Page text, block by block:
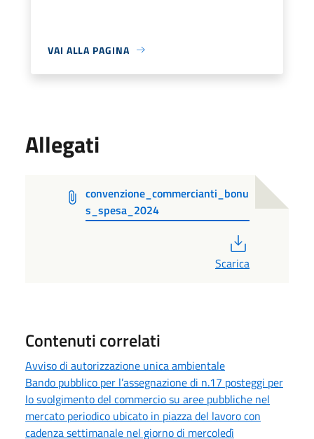
VAI ALLA PAGINA
Allegati
convenzione_commercianti_bonu
s_spesa_2024
Scarica
Contenuti correlati
Avviso di autorizzazione unica ambientale
Bando pubblico per l’assegnazione di n.17 posteggi per
lo svolgimento del commercio su aree pubbliche nel
mercato periodico ubicato in piazza del lavoro con
cadenza settimanale nel giorno di mercoledì